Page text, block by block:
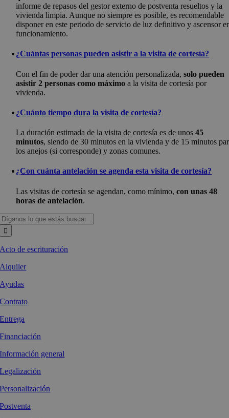
informe de repasos del gestor externo de postventa resueltos y la
vivienda limpia. Aunque no siempre es posible, es recomendable
disponer en este periodo de servicio de luz definitivo y ascensor
funcionamiento.
¿Cuántas personas pueden asistir a la visita de cortesía?
Con el fin de poder dar una atención personalizada,solo pueden
asistir 2 personas como máximo a la visita de cortesía por
vivienda.
¿Cuánto tiempo dura la visita de cortesía?
La duración estimada de la visita de cortesía es de unos45
minutos, siendo de 30 minutos en la vivienda y de 15 minutos
los anejos (si corresponde) y zonas comunes.
¿Con cuánta antelación se agenda esta visita de cortesía?
Las visitas de cortesía se agendan, como mínimo,con unas 48
horas de antelación.
Acto de escrituración
Alquiler
Ayudas
Contrato
Entrega
Financiación
Información general
Legalización
Personalización
Postventa